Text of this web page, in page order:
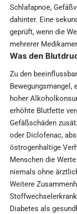
Schlafapnoe,
dahinter. Eine
geprüft, wenn die
mehrerer
Was den
Zu den
Bewegungsmangel,
hoher
erhöhte Blutfette
Gefäßschäden
oder Diclofenac,
östrogenhaltige
Menschen die
niemals ohne
Weitere
Diabetes als